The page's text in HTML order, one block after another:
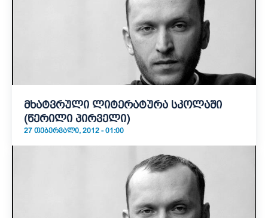
მხატვრული ლიტერატურა სკოლაში
(წერილი პირველი)
27 ᲗᲔᲑᲔᲠᲕᲐᲚᲘ, 2012 - 01:00